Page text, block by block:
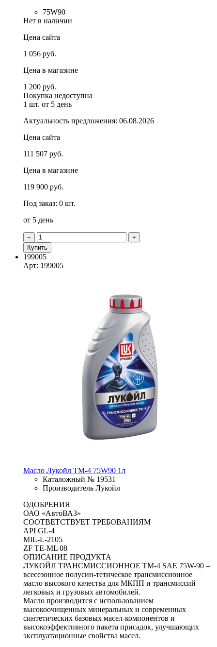
75W90
Нет в наличии
Цена сайта
1 056 руб.
Цена в магазине
1 200 руб.
Покупка недоступна
1 шт. от 5 день
Актуальность предложения: 06.08.2026
Цена сайта
111 507 руб.
Цена в магазине
119 900 руб.
Под заказ: 0 шт.
от 5 день
−
+
Купить
199005
Арт: 199005
Масло Лукойл ТМ-4 75W90 1л
Каталожный № 19531
Производитель Лукойл
ОДОБРЕНИЯ
ОАО «АвтоВАЗ»
СООТВЕТСТВУЕТ ТРЕБОВАНИЯМ
API GL-4
MIL-L-2105
ZF TE-ML 08
ОПИСАНИЕ ПРОДУКТА
ЛУКОЙЛ ТРАНСМИССИОННОЕ ТМ-4 SAE 75W-90 –
всесезонное полусин-тетическое трансмиссионное
масло высокого качества для МКПП и трансмиссий
легковых и грузовых автомобилей.
Масло производится с использованием
высокоочищенных минеральных и современных
синтетических базовых масел-компонентов и
высокоэффективного пакета присадок, улучшающих
эксплуатационные свойства масел.